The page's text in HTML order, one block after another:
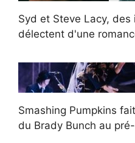
Syd et Steve Lacy, des
délectent d'une
Smashing Pumpkins
du Brady Bunch au